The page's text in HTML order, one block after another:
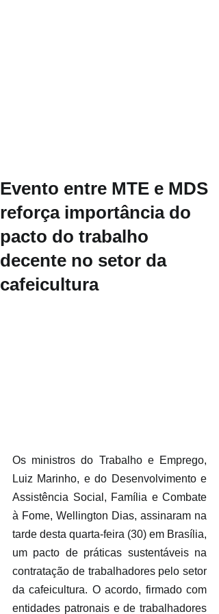
Evento entre MTE e MDS
reforça importância do
pacto do trabalho
decente no setor da
cafeicultura
Os ministros do Trabalho e Emprego,
Luiz Marinho, e do Desenvolvimento e
Assistência Social, Família e Combate
à Fome, Wellington Dias, assinaram na
tarde desta quarta-feira (30) em Brasília,
um pacto de práticas sustentáveis na
contratação de trabalhadores pelo setor
da cafeicultura. O acordo, firmado com
entidades patronais e de trabalhadores